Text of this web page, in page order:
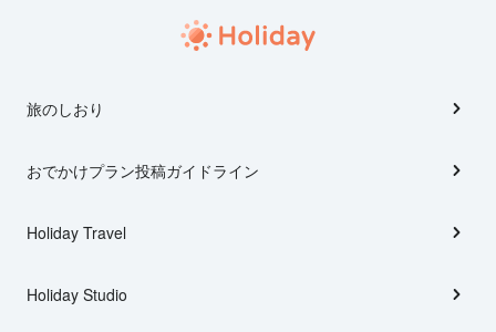
旅のしおり
おでかけプラン投稿ガイドライン
Holiday Travel
Holiday Studio